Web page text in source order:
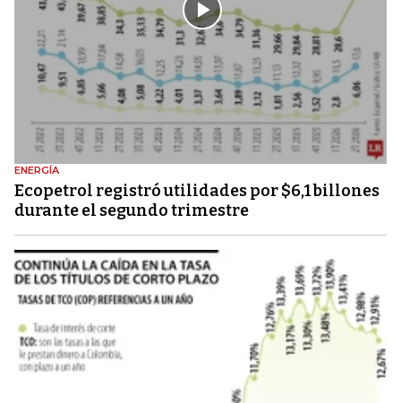
ENERGÍA
Ecopetrol registró utilidades por $6,1 billones
durante el segundo trimestre